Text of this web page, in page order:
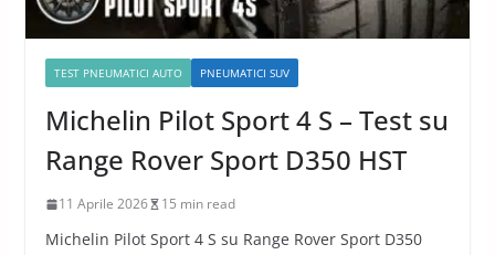
TEST PNEUMATICI AUTO PNEUMATICI SUV
Michelin Pilot Sport 4 S – Test su
Range Rover Sport D350 HST
11 Aprile 2026 15 min read
Michelin Pilot Sport 4 S su Range Rover Sport D350